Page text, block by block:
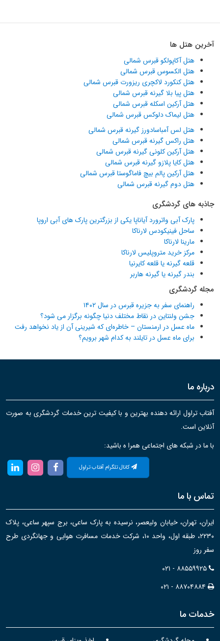
آخرین هتل ها
هتل آکاپولکو قبرس شمالی
هتل الکسوس قبرس شمالی
هتل کنکورد لاکچری ریزورت قبرس شمالی
هتل پیا بلا گیرنه قبرس شمالی
هتل آرکین اسکله قبرس شمالی
هتل لیماک دلوکس قبرس شمالی
هتل لس آمباسادورز گیرنه قبرس شمالی
هتل راکس گیرنه قبرس شمالی
هتل آرکین کلونی گیرنه قبرس شمالی
هتل کایا پلازو گیرنه قبرس شمالی
هتل آرکین پالم بیچ فاماگوستا قبرس شمالی
هتل دوم گیرنه قبرس شمالی
جاذبه های گردشگری
پارک آبی واترورد آیاناپا یکی از بزرگترین پارک های آبی اروپا
ساحل فینیکودس لارناکا
مارینا لارناکا
مرکز خرید متروپلیس لارناکا
قلعه گیرنه یا قلعه کایرنیا
بندر گیرنه یا گیرنه هاربر
مجله گردشگری
راهنمای سفر به جزیره قبرس در سال ۱۴۰۲
جشن ولنتاین در نقاط مختلف دنیا چگونه برگزار می شود؟
ماه عسل در ارمنستان – خاطره‌ای که شیرینی آن از یاد نخواهد رفت
برای ماه عسل در تایلند به کدام شهر برویم؟
درباره ما
آفتاب تراول ارائه دهنده بهترین و با کیفیت ترین خدمات گردشگری به صورت
آنلاین است.
با ما در شبکه های اجتماعی همرا ه باشید:
کانال تلگرام آفتاب تراول
تماس با ما
ایران، تهران، خیابان ولیعصر، نرسیده به پارک ساعی، برج سپهر ساعی، پلاک
۲۲۳۰، طبقه اول، واحد ۱۰، شرکت خدمات مسافرت هوایی و جهانگردی طرح
سفر روز
۰۲۱ - ۸۸۵۵۹۹۲۵
۰۲۱ - ۸۸۷۰۴۸۸۴
خدمات ما